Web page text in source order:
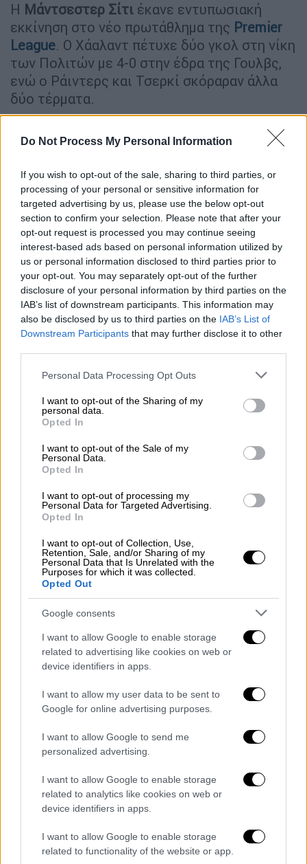
Do Not Process My Personal Information
If you wish to opt-out of the sale, sharing to third parties, or
processing of your personal or sensitive information for
targeted advertising by us, please use the below opt-out
section to confirm your selection. Please note that after your
opt-out request is processed you may continue seeing
interest-based ads based on personal information utilized by
us or personal information disclosed to third parties prior to
your opt-out. You may separately opt-out of the further
disclosure of your personal information by third parties on the
IAB’s list of downstream participants. This information may
also be disclosed by us to third parties on the IAB’s List of
Downstream Participants that may further disclose it to other
Please note that this website/app uses one or more Google
not limited to your visit or usage behaviour. You may click to
grant or deny consent to Google and its third-party tags to
use your data for below specified purposes in below Google
consent section.
Personal Data Processing Opt Outs
I want to opt-out of the Sharing of my
personal data.
Opted In
I want to opt-out of the Sale of my
Personal Data.
Opted In
I want to opt-out of processing my
Personal Data for Targeted Advertising.
Opted In
I want to opt-out of Collection, Use,
Retention, Sale, and/or Sharing of my
Personal Data that Is Unrelated with the
Purposes for which it was collected.
Opted Out
Google consents
I want to allow Google to enable storage
related to advertising like cookies on web or
device identifiers in apps.
I want to allow my user data to be sent to
Google for online advertising purposes.
I want to allow Google to send me
personalized advertising.
I want to allow Google to enable storage
related to analytics like cookies on web or
device identifiers in apps.
I want to allow Google to enable storage
related to functionality of the website or app.
Η Μάντσεστερ Σίτι έκανε εντυπωσιακή
εκκίνηση στο νέο πρωτάθλημα της Premier
League. Ο Χάαλαντ πέτυχε δύο γκολ στη νίκη
των Πολιτών με 4-0 στην έδρα της Γουλβς,
ενώ ο Ράιντερς και Τσερκί σκόραραν άλλα
δύο τέρματα.
ΔΙΑΒΑΣΤΕ ΕΠΙΣΗΣ
Αθλητισμός 16.08.2025 18:37
Ο Εμμανουήλ Καραλής πέρασε για
10η φορά τα 6,00μ.! Δοκίμασε και για
πανελλήνιο ρεκόρ στα 6,10μ.
Αθλητισμός |16.08.2025 18:55
Ο Παναθηναϊκός ζήτησε την αναβολή
της πρεμιέρας του πρωταθλήματος
με τον ΟΦΗ λόγω Σάμσουνσπορ
Προηγουμένως, η Τότεναμ και η Σάντερλαντ
άρχισαν ιδανικά τις υποχρεώσεις τους
καθώς επιβλήθηκαν εντός έδρας με 3-0. Η
επιστροφή της στην Premier League δεν
βρήκε αντίσταση από τη Γουέστ Χαμ (3-0). Η
Τότεναμ πήρε άνετη εντός έδρας νίκη επί
της Μπέρνλι, ενώ στο 1-1 έμεινε η Μπράιτον
στην έδρα της με τη Φούλαμ. Για τη
Σάντερλαντ, τα γκολ στο 3-0 επί της Γουέστ
Χαμ τα γκολ σημείωσαν οι Μαγιέντα στο 61’,
Μπαλάρντ στο 73΄ και Ίσιντόρ στο 90+2΄.
Δύο γκολ πέτυχε ο Ρισάρλισον (10΄ & 60΄) στη
νίκη με 3-0 της Τότεναμ επί της Μπέρνλι,
ενώ στο 66ο λεπτό ο Τζόνσον τριπλασίασε
τα τέρματα της ομάδας του Λονδίνου.
αποστολής, η Μπράιτον συμβιβάστηκε με
τον έναν βαθμό της ισοπαλίας. Ο Ο’Ρίλεϊ
έδωσε προβάδισμα με πέναλτι στο 55ο
λεπτό στους «γλάρους», όμως η ομάδα του
Μάρκο Σίλβα βρήκε την απάντηση στο 90’+7’
με τον Ροδρίγο Μουνίς να δυσαρεστεί την
Μπράιτον.
Τα αποτελέσματα της 1ης
αγωνιστικής